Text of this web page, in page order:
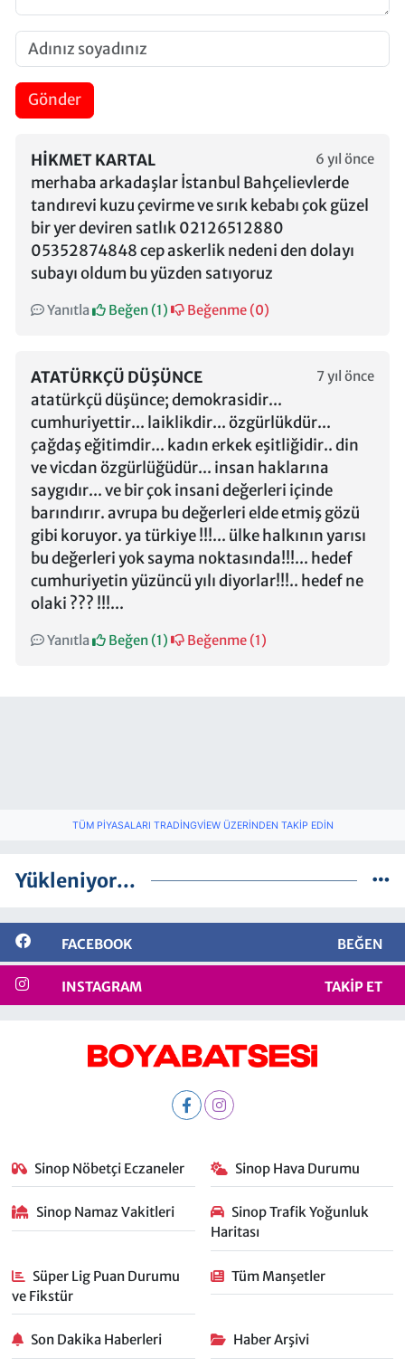
Gönder
HIKMET KARTAL 6 yıl önce
merhaba arkadaşlar İstanbul Bahçelievlerde
tandırevi kuzu çevirme ve sırık kebabı çok güzel
bir yer deviren satlık 02126512880
05352874848 cep askerlik nedeni den dolayı
subayı oldum bu yüzden satıyoruz
Yanıtla Beğen (1) Beğenme (0)
ATATÜRKÇÜ DÜŞÜNCE 7 yıl önce
atatürkçü düşünce; demokrasidir...
cumhuriyettir... laiklikdir... özgürlükdür...
çağdaş eğitimdir... kadın erkek eşitliğidir.. din
ve vicdan özgürlüğüdür... insan haklarına
saygıdır... ve bir çok insani değerleri içinde
barındırır. avrupa bu değerleri elde etmiş gözü
gibi koruyor. ya türkiye !!!... ülke halkının yarısı
bu değerleri yok sayma noktasında!!!... hedef
cumhuriyetin yüzüncü yılı diyorlar!!!.. hedef ne
olaki ??? !!!...
Yanıtla Beğen (1) Beğenme (1)
TÜM PIYASALARI TRADINGVIEW ÜZERINDEN TAKIP EDIN
Yükleniyor...
FACEBOOK BEĞEN
INSTAGRAM TAKIP ET
Sinop Nöbetçi Eczaneler Sinop Hava Durumu
Sinop Namaz Vakitleri
Sinop Trafik Yoğunluk
Haritası
Süper Lig Puan Durumu
ve Fikstür
Tüm Manşetler
Son Dakika Haberleri Haber Arşivi